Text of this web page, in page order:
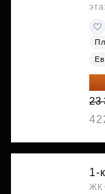
23
1-
ЖК